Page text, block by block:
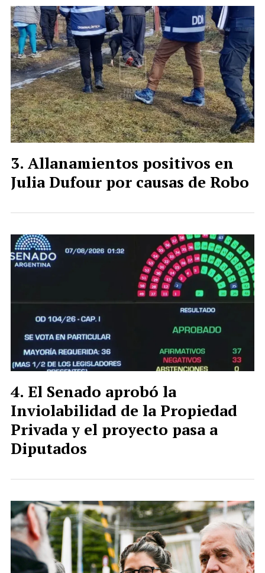
Allanamientos positivos en
Julia Dufour por causas de Robo
El Senado aprobó la
Inviolabilidad de la Propiedad
Privada y el proyecto pasa a
Diputados